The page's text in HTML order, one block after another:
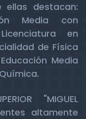
ellas destacan:
Media con
en
de Física
Media
"MIGUEL
altamente